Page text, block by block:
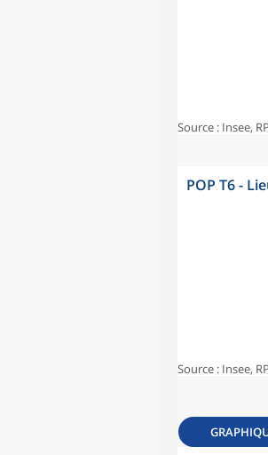
Source : Insee,
POP T6 -
Source : Insee,